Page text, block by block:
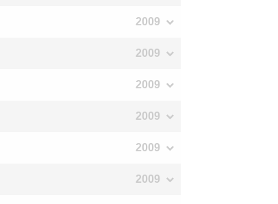
2009
2009
2009
2009
2009
2009